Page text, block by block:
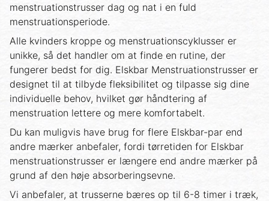
menstruationstrusser dag og nat i en fuld
menstruationsperiode.
Alle kvinders kroppe og menstruationscyklusser er
unikke, så det handler om at finde en rutine, der
fungerer bedst for dig. Elskbar Menstruationstrusser er
designet til at tilbyde fleksibilitet og tilpasse sig dine
individuelle behov, hvilket gør håndtering af
menstruation lettere og mere komfortabelt.
Du kan muligvis have brug for flere Elskbar-par end
andre mærker anbefaler, fordi tørretiden for Elskbar
menstruationstrusser er længere end andre mærker på
grund af den høje absorberingsevne.
Vi anbefaler, at trusserne bæres op til 6-8 timer i træk,